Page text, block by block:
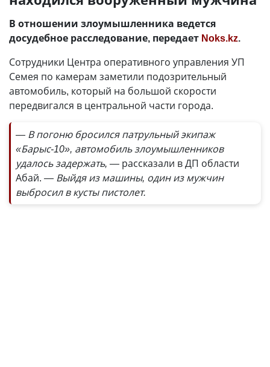
В отношении злоумышленника ведется
досудебное расследование, передает Noks.kz.
Сотрудники Центра оперативного управления УП
Семея по камерам заметили подозрительный
автомобиль, который на большой скорости
передвигался в центральной части города.
— В погоню бросился патрульный экипаж
«Барыс-10», автомобиль злоумышленников
удалось задержать, — рассказали в ДП области
Абай. — Выйдя из машины, один из мужчин
выбросил в кусты пистолет.